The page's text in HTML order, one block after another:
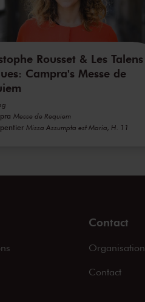
Rousset & Les Talens
Campra's Messe de
Messe de Requiem
Missa Assumpta est Maria, H. 11
Contact
Organisation
Contact